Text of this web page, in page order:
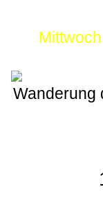
Wanderung